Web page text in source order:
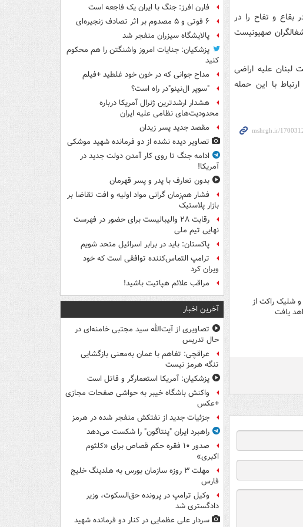
بقاع و تفاح را در
صهیونیست
علیه اراضی
با این حمله
شلیک راکت از
یافت
فارن افرز: جنگ با ایران یک فاجعه است
۶ فوتی و ۵ مصدوم بر اثر تصادف زنجیره‌ای
پالایشگاه سیزران منفجر شد
پزشکیان: جنایات امروز واشنگتن را هم محکوم
کنید
مداح جوانی که در خون خود غلطید +فیلم
"سوپر ال‌نینو"در راه است؟
هشدار ارشدترین ژنرال آمریکا درباره
محدودیت‌های نظامی علیه ایران
مقصد جدید پسر زیدان
تصاویر دیده‌ نشده از دو فرمانده شهید موشکی
ادامه جنگ تا روی کار آمدن دولت جدید در
آمریکا!
بدون تعارف با پدر و پسر قهرمان
فشار هم‌زمان گرانی مواد اولیه و افت تقاضا بر
بازار پلاستیک
رقابت ۲۸ والیبالیست برای حضور در فهرست
نهایی تیم ملی
پاکستان: باید در برابر اسرائیل متحد شویم
ترامپ التماس‌کننده توافقی است که خود
ویران کرد
مراقب علائم هپاتیت باشید!
آخرین اخبار
تصاویری از آیت‌الله سید مجتبی خامنه‌ای در
حال تدریس
عراقچی: تفاهم با عمان به‌معنی بازگشایی
تنگه هرمز نیست
پزشکیان: آمریکا استعمارگر و قاتل است
واکنش باشگاه خیبر به حواشی صفحات مجازی
+عکس
جزئیات جدید از نفتکش منفجر شده در هرمز
راهبرد ایران "پنتاگون" را شکست می‌دهد
صدور ۱۰ فقره حکم قصاص برای «کلثوم
اکبری»
مهلت ۳ روزه سازمان بورس به هلدینگ خلیج
فارس
وکیل ترامپ در پرونده حق‌السکوت، وزیر
دادگستری شد
سردار علی عظمایی در کنار دو فرمانده شهید